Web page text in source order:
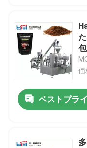
家
価
ベストプラ